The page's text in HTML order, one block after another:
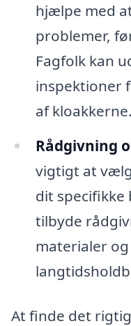
hjælpe med
problemer,
Fagfolk kan
inspektioner
af kloakkerne.
Rådgivning
vigtigt at
dit specifikke
tilbyde
materialer
At finde det